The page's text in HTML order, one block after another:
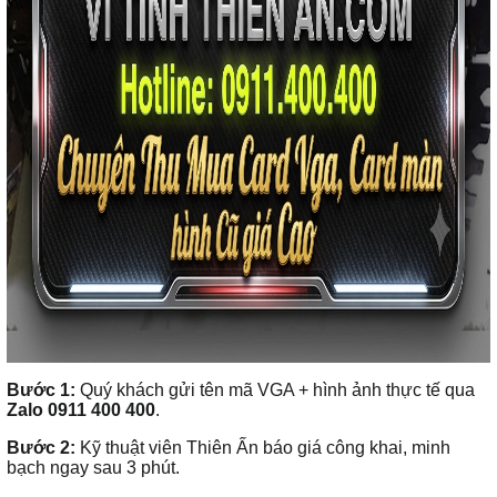
Bước 1: Quý khách gửi tên mã VGA + hình ảnh thực tế qua
Zalo 0911 400 400.
Bước 2: Kỹ thuật viên Thiên Ấn báo giá công khai, minh
bạch ngay sau 3 phút.